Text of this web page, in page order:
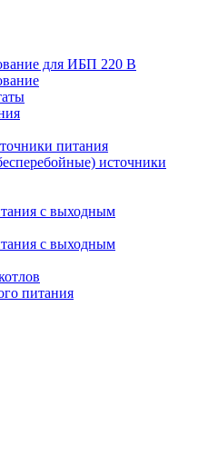
для ИБП 220 В
питания
источники
с выходным
с выходным
питания